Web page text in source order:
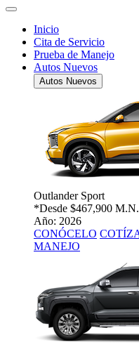
Inicio
Cita de Servicio
Prueba de Manejo
Autos Nuevos
Autos Nuevos
Outlander Sport
*Desde $467,900 M.N.
Año: 2026
CONÓCELO
MANEJO